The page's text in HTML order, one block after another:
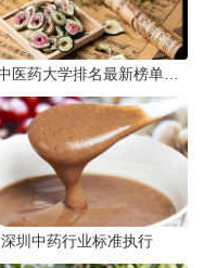
深圳中药行业标准执行